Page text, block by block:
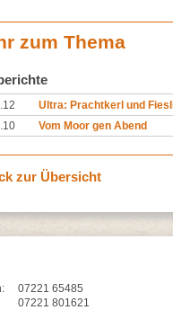
zum Thema
Ultra: Prachtkerl und
Vom Moor gen Abend
zur Übersicht
07221 65485
07221 801621